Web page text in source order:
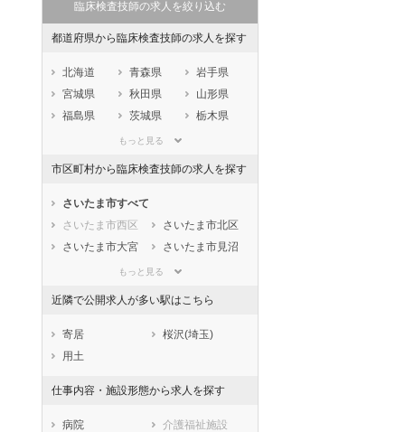
臨床検査技師の求人を絞り込む
都道府県から臨床検査技師の求人を探す
北海道 青森県
岩手県
宮城県
秋田県
山形県
福島県
茨城県
栃木県
埼玉県
石川県
福井県
静岡県
愛知県
三重県
滋賀県
京都府
大阪府
奈良県
香川県
愛媛県
高知県
福岡県
鹿児島県
沖縄県
もっと見る
市区町村から臨床検査技師の求人を探す
さいたま市すべて
さいたま市西区
さいたま市北区
さいたま市大宮
さいたま市見沼
区
区
さいたま市緑区
市部
もっと見る
近隣で公開求人が多い駅はこちら
寄居
桜沢(埼玉)
用土
仕事内容・施設形態から求人を探す
病院
介護福祉施設